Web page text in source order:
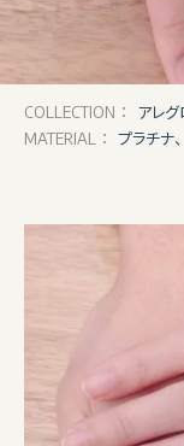
COLLECTION： アレグ
MATERIAL： プラチナ、